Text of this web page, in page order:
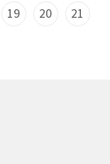
19 20
21